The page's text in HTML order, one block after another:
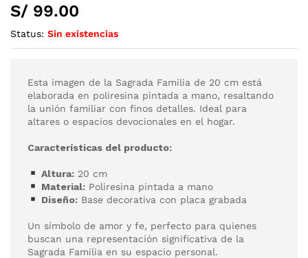
S/ 99.00
Status: Sin existencias
Esta imagen de la Sagrada Familia de 20 cm está
elaborada en poliresina pintada a mano, resaltando
la unión familiar con finos detalles. Ideal para
altares o espacios devocionales en el hogar.
Características del producto:
Altura:20 cm
Material:Poliresina pintada a mano
Diseño:Base decorativa con placa grabada
Un símbolo de amor y fe, perfecto para quienes
buscan una representación significativa de la
Sagrada Familia en su espacio personal.